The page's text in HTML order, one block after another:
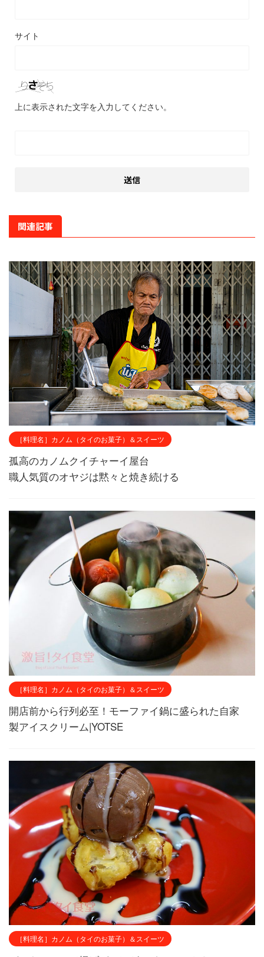
サイト
上に表示された文字を入力してください。
関連記事
［料理名］カノム（タイのお菓子）＆スイーツ
孤高のカノムクイチャーイ屋台
職人気質のオヤジは黙々と焼き続ける
［料理名］カノム（タイのお菓子）＆スイーツ
開店前から行列必至！モーファイ鍋に盛られた自家
製アイスクリーム|YOTSE
［料理名］カノム（タイのお菓子）＆スイーツ